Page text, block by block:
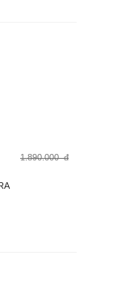
1.890.000 đ